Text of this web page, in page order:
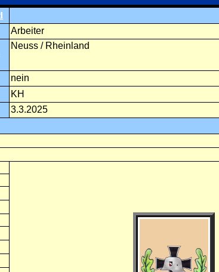
Arbeiter
Neuss / Rheinland
nein
KH
3.3.2025